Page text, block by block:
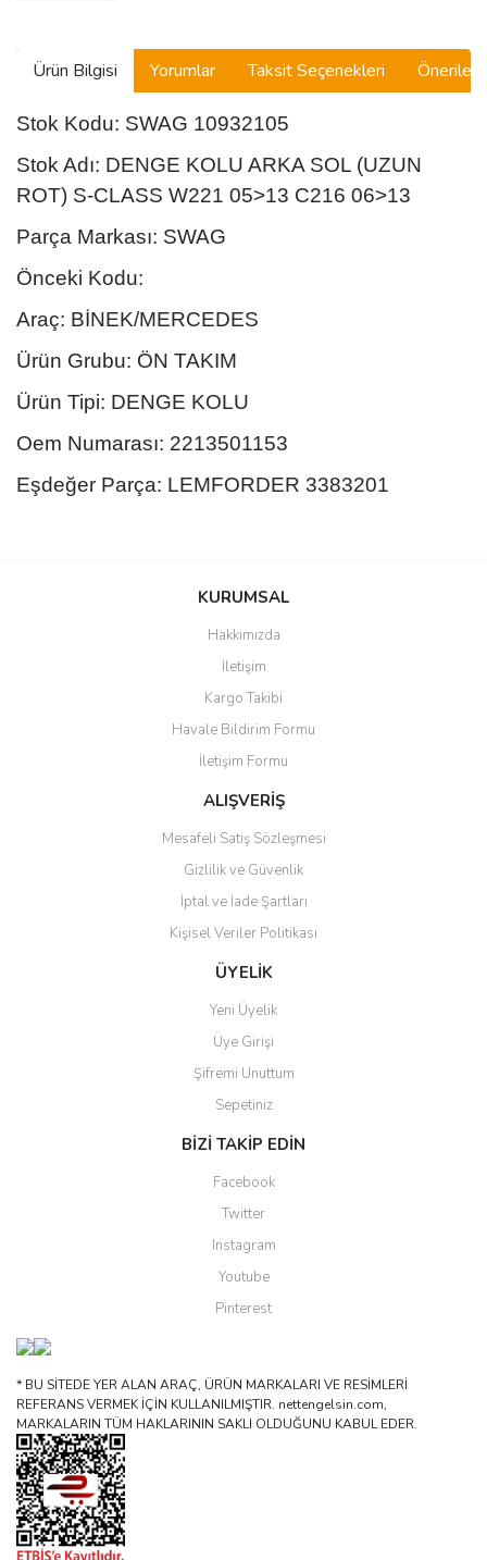
Ürün Bilgisi Yorumlar Taksit Seçenekleri
Stok Kodu: SWAG 10932105
Stok Adı: DENGE KOLU ARKA SOL (UZUN
ROT) S-CLASS W221 05>13 C216 06>13
Parça Markası: SWAG
Önceki Kodu:
Araç: BİNEK/MERCEDES
Ürün Grubu: ÖN TAKIM
Ürün Tipi: DENGE KOLU
Oem Numarası: 2213501153
Eşdeğer Parça: LEMFORDER 3383201
Bu ürüne ilk yorumu siz yapın!
Yorum Yaz
Ürün resmi kalitesiz, bozuk veya görüntülenemiyor.
Ürün açıklamasında eksik bilgiler bulunuyor.
Ürün bilgilerinde hatalar bulunuyor.
Ürün fiyatı diğer sitelerden daha pahalı.
Bu ürüne benzer farklı alternatifler olmalı.
Gönder
KURUMSAL
Hakkımızda
İletişim
Kargo Takibi
Havale Bildirim Formu
İletişim Formu
ALIŞVERİŞ
Mesafeli Satış Sözleşmesi
Gizlilik ve Güvenlik
İptal ve İade Şartları
Kişisel Veriler Politikası
ÜYELİK
Yeni Üyelik
Üye Girişi
Şifremi Unuttum
Sepetiniz
BİZİ TAKİP EDİN
Facebook
Twitter
Instagram
Youtube
Pinterest
* BU SİTEDE YER ALAN ARAÇ, ÜRÜN MARKALARI VE RESİMLERİ
REFERANS VERMEK İÇİN KULLANILMIŞTIR. nettengelsin.com,
MARKALARIN TÜM HAKLARININ SAKLI OLDUĞUNU KABUL EDER.